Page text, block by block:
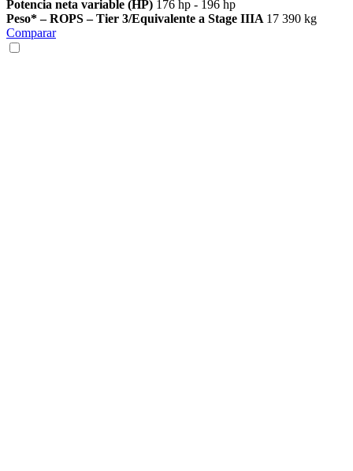
Potencia neta variable (HP) 176 hp - 196 hp
Peso* – ROPS – Tier 3/Equivalente a Stage IIIA 17 390 kg
Comparar